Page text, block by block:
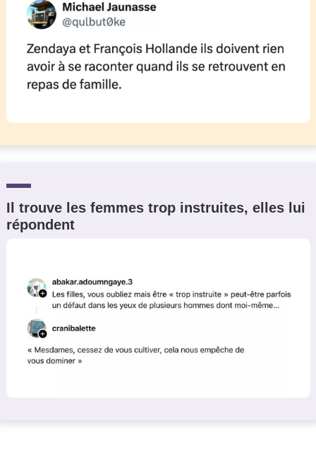
Il trouve les femmes trop instruites, elles lui
répondent